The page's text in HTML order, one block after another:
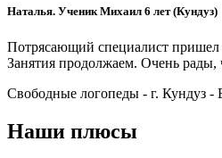
Наталья. Ученик Михаил 6 лет (Кундуз)
Потрясающий специалист пришел
Занятия продолжаем. Очень рады,
Свободные логопеды - г. Кундуз -
Наши плюсы